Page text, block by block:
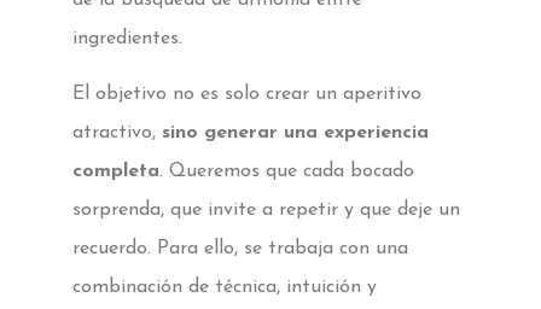
ingredientes.
El objetivo no es solo crear un aperitivo
atractivo, sino generar una experiencia
completa. Queremos que cada bocado
sorprenda, que invite a repetir y que deje un
recuerdo. Para ello, se trabaja con una
combinación de técnica, intuición y